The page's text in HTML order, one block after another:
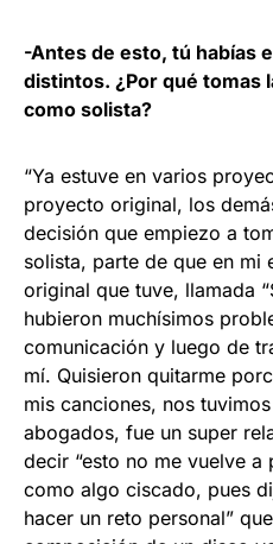
-Antes de esto, tú habías
distintos. ¿Por qué tomas
como solista?
“Ya estuve en varios
proyecto original, los
decisión que empiezo a
solista, parte de que en mi
original que tuve, llamada
hubieron muchísimos
comunicación y luego de
mí. Quisieron quitarme
mis canciones, nos
abogados, fue un super
decir “esto no me vuelve a
como algo ciscado, pues
hacer un reto personal”